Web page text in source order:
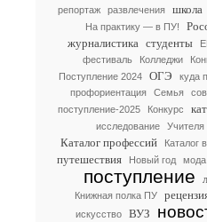
репортаж развлечения школа
На практику — в ПУ!
журналистика студенты
фестиваль
Колледжи
Поступление 2024
ОГЭ куда
профориентация Семья
поступление-2025
Конкурс
исследование Учителя
Каталог профессий
Каталог
путешествия
Новый год мода
поступление
Книжная полка ПУ
искусство
ВУЗ